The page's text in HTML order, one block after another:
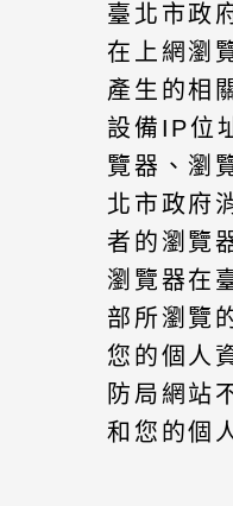
臺北市政
在上網瀏
產生的相
設備IP位
覽器、瀏
北市政府
者的瀏覽
瀏覽器在
部所瀏覽
您的個人
防局網站
和您的個